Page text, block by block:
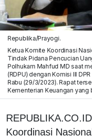
Republika/Prayogi.
Ketua Komite Koordinasi
Tindak Pidana Pencucian
Polhukam Mahfud MD saat
(RDPU) dengan Komisi III
Rabu (29/3/2023). Rapat
Kementerian Keuangan yang
Koordinasi